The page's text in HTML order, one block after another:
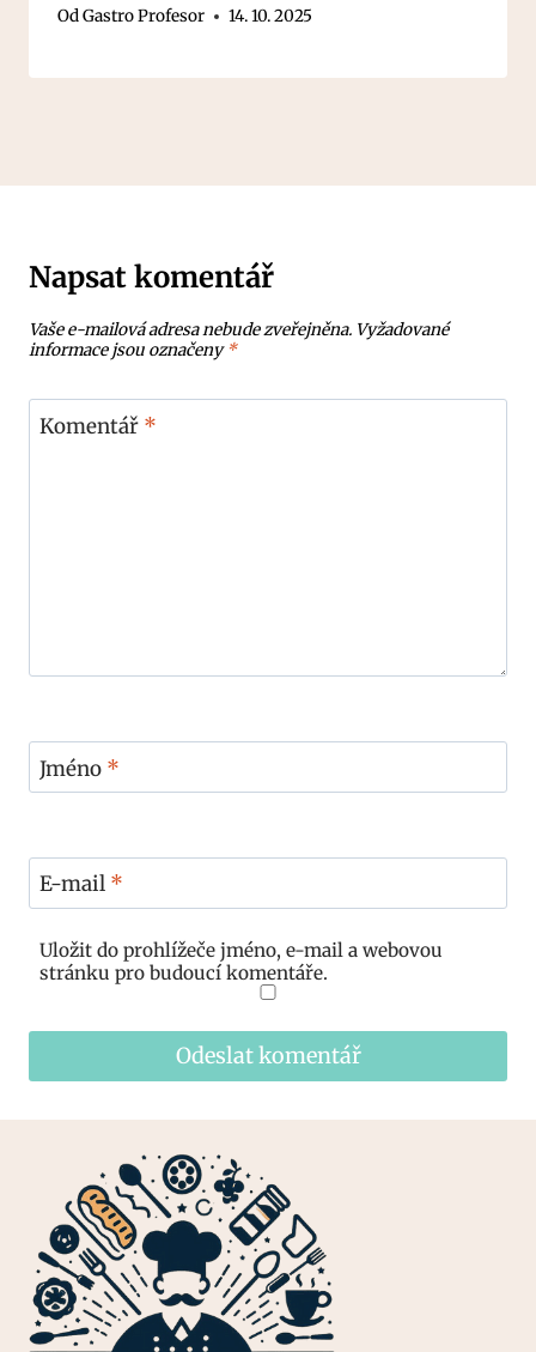
OdGastro Profesor 14. 10. 2025
Napsat komentář
Vaše e-mailová adresa nebude zveřejněna. Vyžadované
informace jsou označeny*
Komentář *
Jméno *
E-mail *
Uložit do prohlížeče jméno, e-mail a webovou
stránku pro budoucí komentáře.